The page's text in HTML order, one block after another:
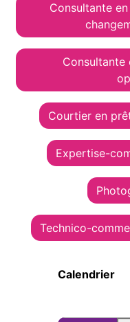
Consultante
Consultante
Courtier en
Expertise-
Technico-
Calendrier